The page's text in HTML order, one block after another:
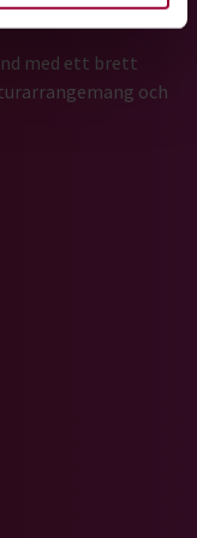
med ett brett
och